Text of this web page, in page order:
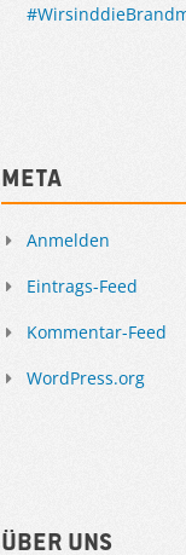
Meta
Anmelden
Eintrags-Feed
Kommentar-Feed
WordPress.org
Über uns